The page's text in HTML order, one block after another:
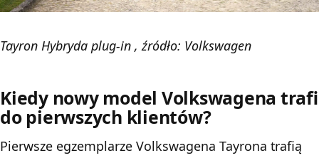
Tayron Hybryda plug-in , źródło: Volkswagen
Kiedy nowy model Volkswagena trafi
do pierwszych klientów?
Pierwsze egzemplarze Volkswagena Tayrona trafią